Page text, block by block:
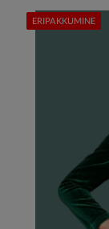
ERIPAKKUMINE